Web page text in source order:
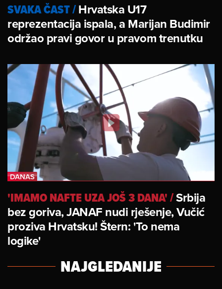
SVAKA ČAST/Hrvatska U17
reprezentacija ispala, a Marijan Budimir
održao pravi govor u pravom trenutku
'IMAMO NAFTE UZA JOŠ 3 DANA'/Srbija
bez goriva, JANAF nudi rješenje, Vučić
proziva Hrvatsku! Štern: 'To nema
logike'
NAJGLEDANIJE